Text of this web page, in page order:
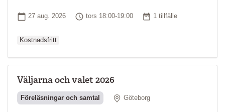
Startdatum
27 aug. 2026 Tid
tors 18:00-19:00 Antal tillfällen
1 tillfälle
Kostnadsfritt
Väljarna och valet 2026
Föreläsningar och samtal Plats
Göteborg